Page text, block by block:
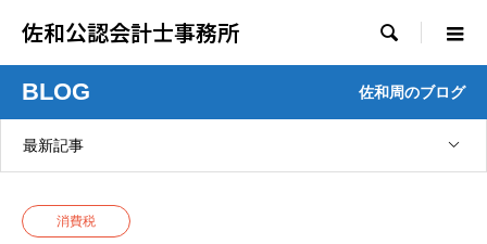
佐和公認会計士事務所 
BLOG 佐和周のブログ
最新記事
消費税